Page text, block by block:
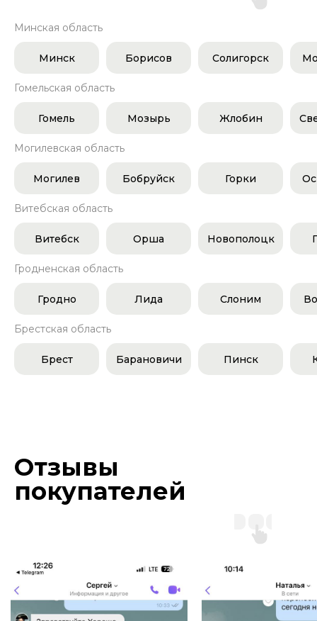
Минская область
Минск Борисов Солигорск
Гомельская область
Гомель Мозырь Жлобин
Могилевская область
Могилев Бобруйск Горки
Витебская область
Витебск Орша Новополоцк
Гродненская область
Гродно Лида Слоним
Брестская область
Брест Барановичи Пинск
Отзывы
покупателей